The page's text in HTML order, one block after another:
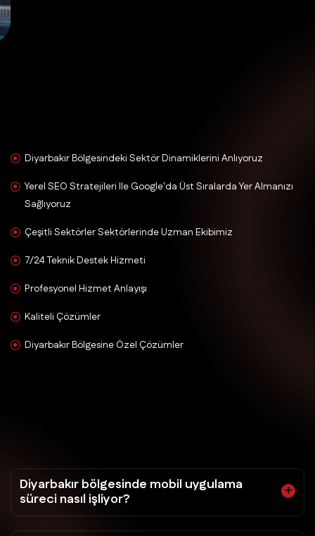
Diyarbakır Bölgesindeki Sektör Dinamiklerini Anlıyoruz
Yerel SEO Stratejileri Ile Google'da Üst Sıralarda Yer Almanızı
Sağlıyoruz
Çeşitli Sektörler Sektörlerinde Uzman Ekibimiz
7/24 Teknik Destek Hizmeti
Profesyonel Hizmet Anlayışı
Kaliteli Çözümler
Diyarbakır Bölgesine Özel Çözümler
Diyarbakır bölgesinde mobil uygulama
süreci nasıl işliyor?